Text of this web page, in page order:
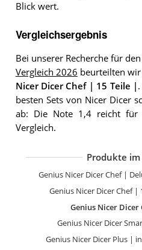
Blick wert.
Vergleichsergebnis
Bei unserer Recherche für
Vergleich 2026 beurteilten
Nicer Dicer Chef | 15 Teile |
besten Sets von Nicer Dicer
ab: Die Note 1,4 reicht für
Vergleich.
Produkte im
Genius Nicer Dicer Chef |
Genius Nicer Dicer Chef |
Genius Nicer Dicer
Genius Nicer Dicer